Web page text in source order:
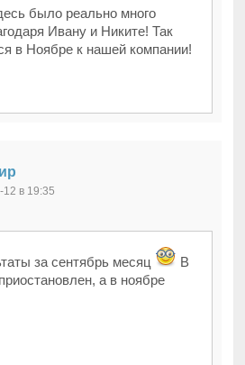
было реально много
Ивану и Никите! Так
в Ноябре к нашей компании!
в 19:35
за сентябрь месяц
В
а в ноябре